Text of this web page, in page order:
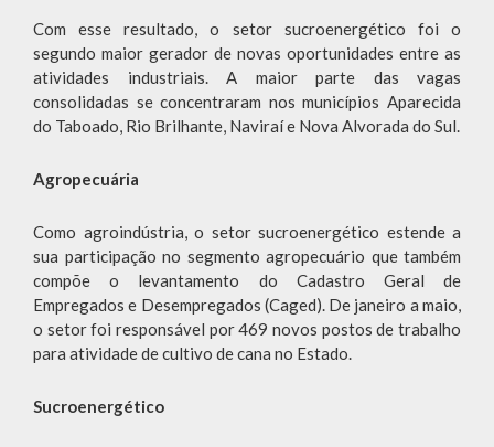
Com esse resultado, o setor sucroenergético foi o
segundo maior gerador de novas oportunidades entre as
atividades industriais. A maior parte das vagas
consolidadas se concentraram nos municípios Aparecida
do Taboado, Rio Brilhante, Naviraí e Nova Alvorada do Sul.
Agropecuária
Como agroindústria, o setor sucroenergético estende a
sua participação no segmento agropecuário que também
compõe o levantamento do Cadastro Geral de
Empregados e Desempregados (Caged). De janeiro a maio,
o setor foi responsável por 469 novos postos de trabalho
para atividade de cultivo de cana no Estado.
Sucroenergético